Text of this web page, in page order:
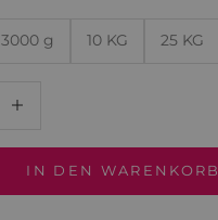
3000 g 10 KG 25 KG
IN DEN WARENKORB